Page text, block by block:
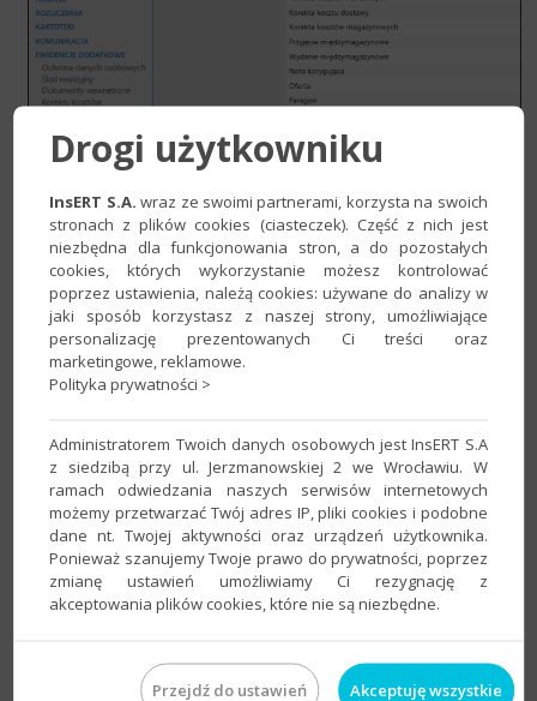
2. ParametrPrzepisz uwagi na automatyczneustawić na
Tak.
Drogi użytkowniku
InsERT S.A. wraz ze swoimi partnerami, korzysta na swoich
stronach z plików cookies (ciasteczek). Część z nich jest
niezbędna dla funkcjonowania stron, a do pozostałych
cookies, których wykorzystanie możesz kontrolować
poprzez ustawienia, należą cookies: używane do analizy w
jaki sposób korzystasz z naszej strony, umożliwiające
personalizację prezentowanych Ci treści oraz
marketingowe, reklamowe.
Polityka prywatności >
Administratorem Twoich danych osobowych jest InsERT S.A
z siedzibą przy ul. Jerzmanowskiej 2 we Wrocławiu. W
ramach odwiedzania naszych serwisów internetowych
możemy przetwarzać Twój adres IP, pliki cookies i podobne
dane nt. Twojej aktywności oraz urządzeń użytkownika.
Ponieważ szanujemy Twoje prawo do prywatności, poprzez
zmianę ustawień umożliwiamy Ci rezygnację z
akceptowania plików cookies, które nie są niezbędne.
Przejdź do ustawień Akceptuję wszystkie